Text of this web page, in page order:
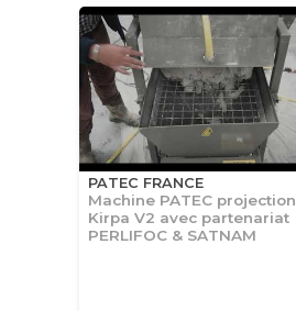
PATEC FRANCE
Machine PATEC projection
Kirpa V2 avec partenariat
PERLIFOC & SATNAM